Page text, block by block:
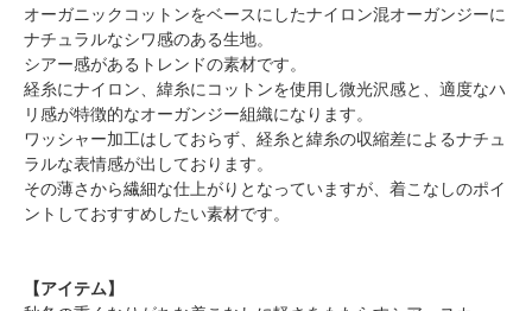
オーガニックコットンをベースにしたナイロン混オーガンジーに
ナチュラルなシワ感のある生地。
シアー感があるトレンドの素材です。
経糸にナイロン、緯糸にコットンを使用し微光沢感と、適度なハ
リ感が特徴的なオーガンジー組織になります。
ワッシャー加工はしておらず、経糸と緯糸の収縮差によるナチュ
ラルな表情感が出しております。
その薄さから繊細な仕上がりとなっていますが、着こなしのポイ
ントしておすすめしたい素材です。
【アイテム】